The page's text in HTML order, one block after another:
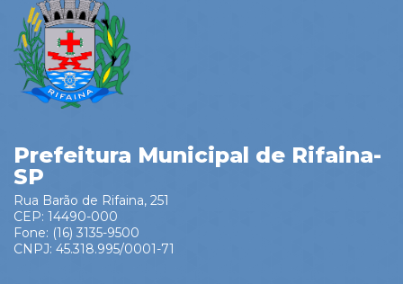
Prefeitura Municipal de Rifaina-
SP
Rua Barão de Rifaina, 251
CEP: 14490-000
Fone: (16) 3135-9500
CNPJ: 45.318.995/0001-71